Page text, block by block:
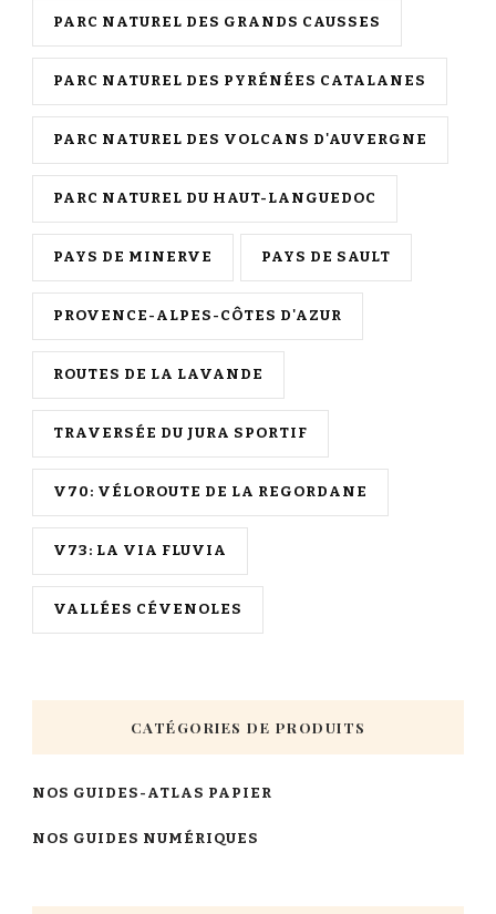
PARC NATUREL DES GRANDS CAUSSES
PARC NATUREL DES PYRÉNÉES CATALANES
PARC NATUREL DES VOLCANS D'AUVERGNE
PARC NATUREL DU HAUT-LANGUEDOC
PAYS DE MINERVE PAYS DE SAULT
PROVENCE-ALPES-CÔTES D'AZUR
ROUTES DE LA LAVANDE
TRAVERSÉE DU JURA SPORTIF
V70: VÉLOROUTE DE LA REGORDANE
V73: LA VIA FLUVIA
VALLÉES CÉVENOLES
CATÉGORIES DE PRODUITS
NOS GUIDES-ATLAS PAPIER
NOS GUIDES NUMÉRIQUES